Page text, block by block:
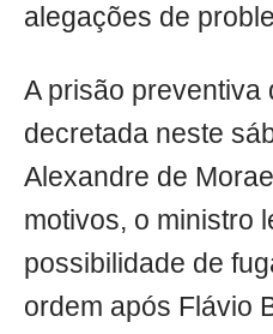
alegações de
A prisão preventiva
decretada neste
Alexandre de
motivos, o ministro
possibilidade de
ordem após Flávio